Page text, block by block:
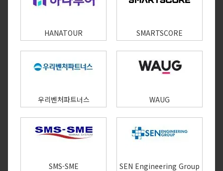
HANATOUR SMARTSCORE
우리벤처파트너스 WAUG
SMS-SME SEN Engineering Group